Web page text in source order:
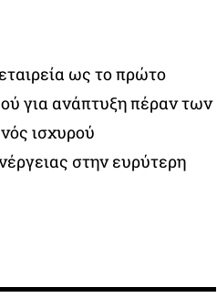
ως το πρώτο
για ανάπτυξη πέραν των
ισχυρού
στην ευρύτερη